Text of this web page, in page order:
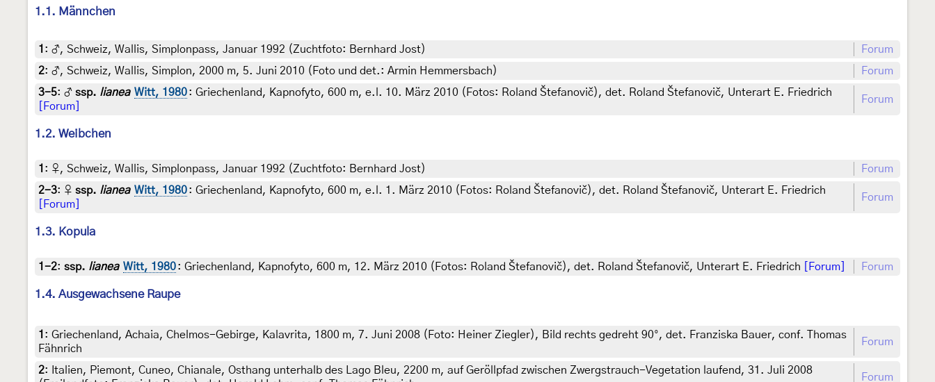
1.1. Männchen
1 : ♂, Schweiz, Wallis, Simplonpass, Januar 1992 (Zuchtfoto: Bernhard Jost)
Forum
2: ♂, Schweiz, Wallis, Simplon, 2000 m, 5. Juni 2010 (Foto und det.: Armin Hemmersbach)
Forum
3-5: ♂ ssp. lianea Witt, 1980: Griechenland, Kapnofyto, 600 m, e.l. 10. März 2010 (Fotos: Roland Štefanovič), det. Roland Štefanovič, Unterart E. Friedrich
[Forum]
Forum
1.2. Weibchen
1 : ♀, Schweiz, Wallis, Simplonpass, Januar 1992 (Zuchtfoto: Bernhard Jost)
Forum
2-3: ♀ ssp. lianea Witt, 1980: Griechenland, Kapnofyto, 600 m, e.l. 1. März 2010 (Fotos: Roland Štefanovič), det. Roland Štefanovič, Unterart E. Friedrich
[Forum]
Forum
1.3. Kopula
1-2: ssp. lianea Witt, 1980: Griechenland, Kapnofyto, 600 m, 12. März 2010 (Fotos: Roland Štefanovič), det. Roland Štefanovič, Unterart E. Friedrich [Forum] Forum
1.4. Ausgewachsene Raupe
1 : Griechenland, Achaia, Chelmos-Gebirge, Kalavrita, 1800 m, 7. Juni 2008 (Foto: Heiner Ziegler), Bild rechts gedreht 90°, det. Franziska Bauer, conf. Thomas
Fähnrich
Forum
2:
Italien, Piemont, Cuneo, Chianale, Osthang unterhalb des Lago Bleu, 2200 m, auf Geröllpfad zwischen Zwergstrauch-Vegetation laufend, 31. Juli 2008
Forum